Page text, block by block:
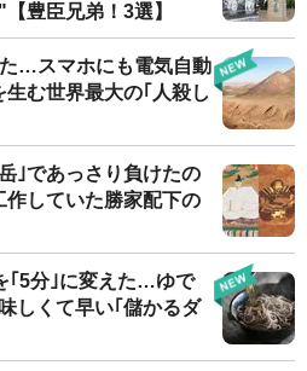
豊臣兄弟！3選】
…スマホにも電気自動
む世界最大の｢人殺し
｣であっさり負けたの
していた勝家配下の
｢5分｣に変えた…ゆで
しくて早い｢儲かるダ